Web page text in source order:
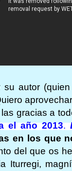
su autor
gracias a
el año 2013.
en los que
del que os
Iturregi,